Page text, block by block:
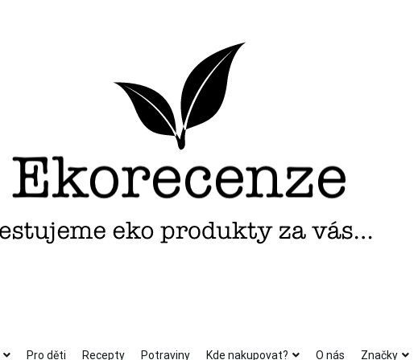
Pro děti Recepty Potraviny Kde nakupovat? O nás Značky